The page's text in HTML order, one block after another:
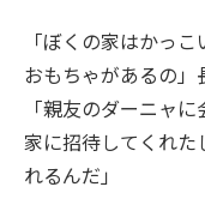
「ぼくの家はかっ
おもちゃがあるの」
「親友のダーニャ
家に招待してくれた
れるんだ」